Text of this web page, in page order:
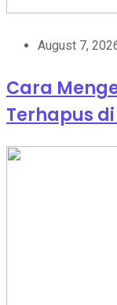
August 7,
Cara
Terhapus